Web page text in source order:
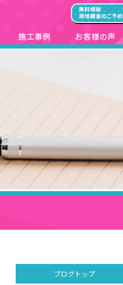
ブログトップ